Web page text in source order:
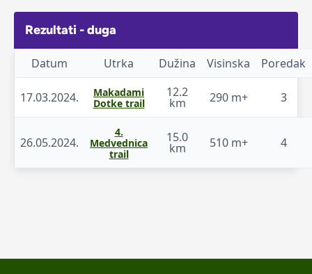
Rezultati - duga
Datum Utrka Dužina Visinska Poredak
17.03.2024.
Makadami
Dotke trail
12.2
km 290 m+ 3
26.05.2024.
4.
Medvednica
trail
15.0
km 510 m+ 4